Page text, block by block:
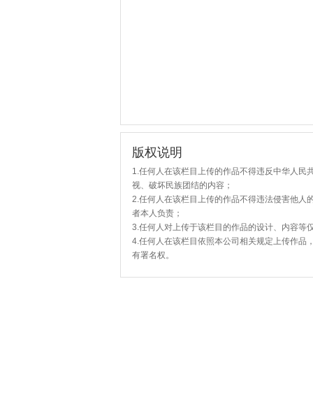
版权说明
1.任何人在该栏目上传的作品不得违反中华人民
视、破坏民族团结的内容；
2.任何人在该栏目上传的作品不得违法侵害他人
者本人负责；
3.任何人对上传于该栏目的作品的设计、内容等
4.任何人在该栏目依照本公司相关规定上传作品
有署名权。